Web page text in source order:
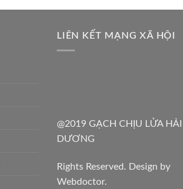
LIÊN KẾT MẠNG XÃ HỘI
@2019 GẠCH CHỊU LỬA HẢI
DƯƠNG
Rights Reserved. Design by
Webdoctor.